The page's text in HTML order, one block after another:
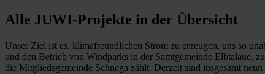
Alle JUWI-Projekte in der Übersicht
Unser Ziel ist es, klimafreundlichen Strom zu erzeugen, uns so
und den Betrieb von Windparks in der Samtgemeinde Elbtalaue,
die Mitgliedsgemeinde Schnega zählt. Derzeit sind insgesamt